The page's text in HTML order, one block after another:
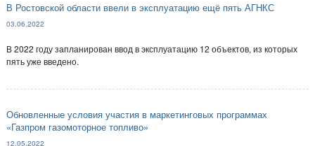
В Ростовской области ввели в эксплуатацию ещё пять АГНКС
В 2022 году запланирован ввод в эксплуатацию 12 объектов, из которых
пять уже введено.
03.06.2022
Обновленные условия участия в маркетинговых программах
«Газпром газомоторное топливо»
12.05.2022